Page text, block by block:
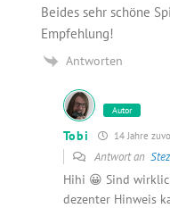
Beides sehr schöne
Empfehlung!
Antworten
Autor
Tobi 14 Jahre
Antwort an
Hihi 😀 Sind
dezenter Hinweis